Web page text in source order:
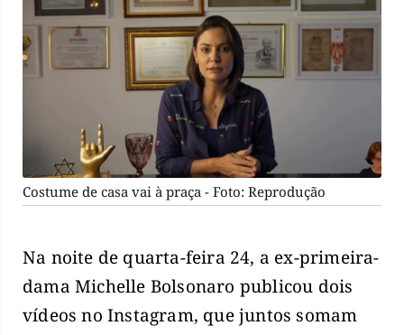
Costume de casa vai à praça - Foto: Reprodução
Na noite de quarta-feira 24, a ex-primeira-
dama Michelle Bolsonaro publicou dois
vídeos no Instagram, que juntos somam